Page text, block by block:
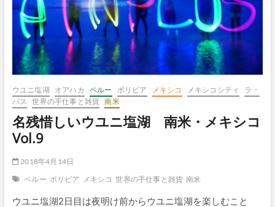
ウユニ塩湖 オアハカ ペルー ボリビア メキシコ メキシコシティ
ラ・
パス
世界の手仕事と雑貨 南米
名残惜しいウユニ塩湖 南米・メキシコ
Vol.9
2018年4月14日
ペルー ボリビア メキシコ 世界の手仕事と雑貨 南米
ウユニ塩湖2日目は夜明け前からウユニ塩湖を楽しむこと